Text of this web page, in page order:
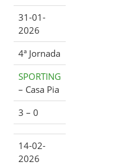
31-01-
2026
4ª Jornada
SPORTING
– Casa Pia
3 – 0
14-02-
2026